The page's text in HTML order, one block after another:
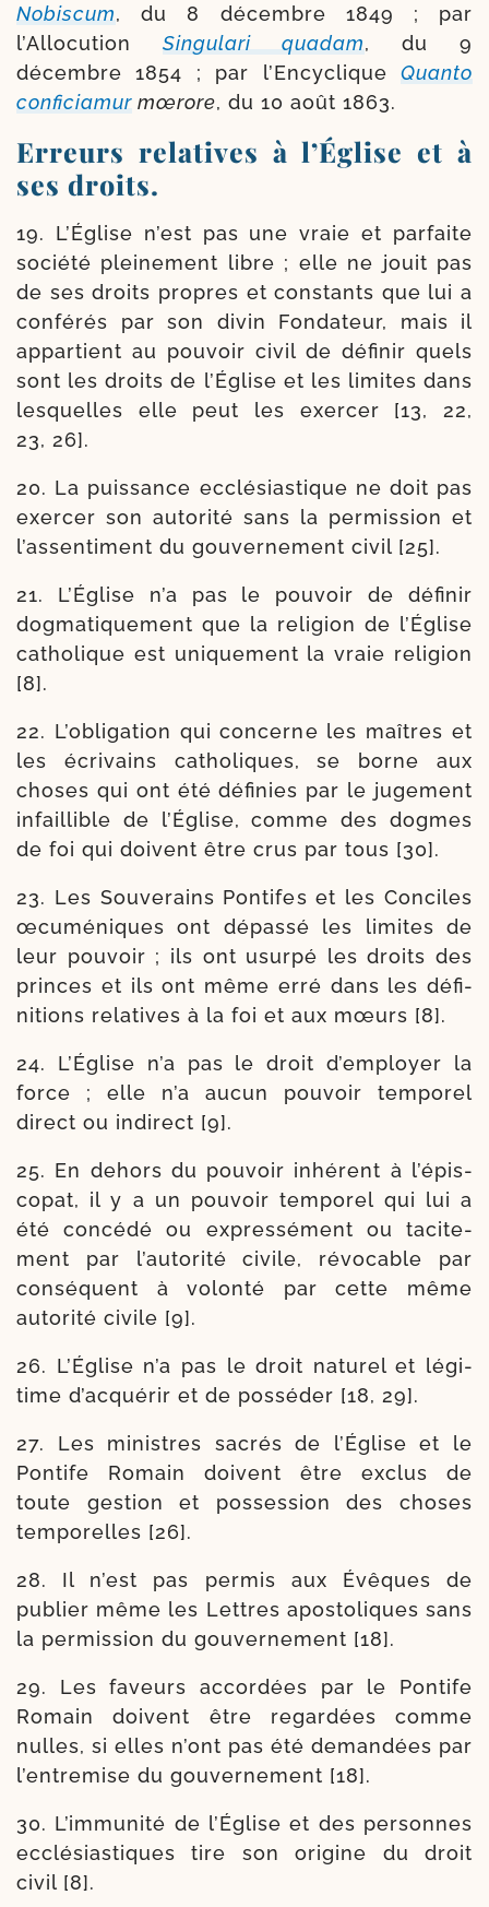
Nobiscum, du 8 décembre 1849 ; par
l’Allocution Singulari qua­dam, du 9
décembre 1854 ; par l’Encyclique Quanto
confi­cia­mur mœrore, du 10 août 1863.
Erreurs relatives à l’Église et à
ses droits.
19. L’Église n’est pas une vraie et par­faite
socié­té plei­ne­ment libre ; elle ne jouit pas
de ses droits propres et constants que lui a
confé­rés par son divin Fondateur, mais il
appar­tient au pou­voir civil de défi­nir quels
sont les droits de l’Église et les limites dans
les­quelles elle peut les exer­cer [13, 22,
23, 26].
20. La puis­sance ecclé­sias­tique ne doit pas
exer­cer son auto­ri­té sans la per­mis­sion et
l’as­sen­ti­ment du gou­ver­ne­ment civil [25].
21. L’Église n’a pas le pou­voir de défi­nir
dog­ma­ti­que­ment que la reli­gion de l’Église
catho­lique est uni­que­ment la vraie reli­gion
[8].
22. L’obligation qui concerne les maîtres et
les écri­vains catho­liques, se borne aux
choses qui ont été défi­nies par le juge­ment
infaillible de l’Église, comme des dogmes
de foi qui doivent être crus par tous [30].
23. Les Souverains Pontifes et les Conciles
œcu­mé­niques ont dépas­sé les limites de
leur pou­voir ; ils ont usur­pé les droits des
princes et ils ont même erré dans les défi­
ni­tions rela­tives à la foi et aux mœurs [8].
24. L’Église n’a pas le droit d’employer la
force ; elle n’a aucun pou­voir tem­po­rel
direct ou indi­rect [9].
25. En dehors du pou­voir inhé­rent à l’é­pis­
co­pat, il y a un pou­voir tem­po­rel qui lui a
été concé­dé ou expres­sé­ment ou taci­te­
ment par l’au­to­ri­té civile, révo­cable par
consé­quent à volon­té par cette même
auto­ri­té civile [9].
26. L’Église n’a pas le droit natu­rel et légi­
time d’ac­qué­rir et de pos­sé­der [18, 29].
27. Les ministres sacrés de l’Église et le
Pontife Romain doivent être exclus de
toute ges­tion et pos­ses­sion des choses
tem­po­relles [26].
28. Il n’est pas per­mis aux Évêques de
publier même les Lettres apos­to­liques sans
la per­mis­sion du gou­ver­ne­ment [18].
29. Les faveurs accor­dées par le Pontife
Romain doivent être regar­dées comme
nulles, si elles n’ont pas été deman­dées par
l’en­tre­mise du gou­ver­ne­ment [18].
30. L’immunité de l’Église et des per­sonnes
ecclé­sias­tiques tire son ori­gine du droit
civil [8].